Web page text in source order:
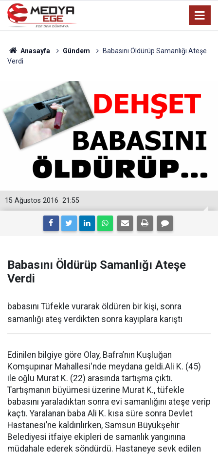
Anasayfa Gündem
Babasını Öldürüp Samanlığı Ateşe
Verdi
21:55
15 Ağustos 2016
Babasını Öldürüp Samanlığı Ateşe
Verdi
babasını Tüfekle vurarak öldüren bir kişi, sonra
samanlığı ateş verdikten sonra kayıplara karıştı
Edinilen bilgiye göre Olay, Bafra’nın Kuşluğan
Komşupınar Mahallesi'nde meydana geldi.Ali K. (45)
ile oğlu Murat K. (22) arasında tartışma çıktı.
Tartışmanın büyümesi üzerine Murat K., tüfekle
babasını yaraladıktan sonra evi samanlığını ateşe verip
kaçtı. Yaralanan baba Ali K. kısa süre sonra Devlet
Hastanesi’ne kaldırılırken, Samsun Büyükşehir
Belediyesi itfaiye ekipleri de samanlık yangınına
müdahale ederek söndürdü. Hastaneye sevk edilen